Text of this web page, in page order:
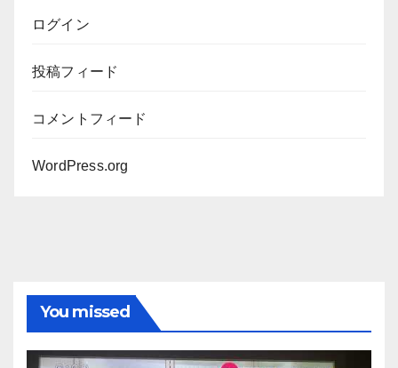
ログイン
投稿フィード
コメントフィード
WordPress.org
You missed